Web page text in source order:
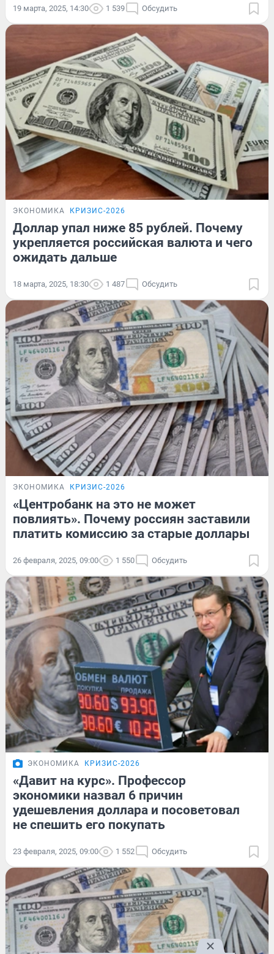
19 марта, 2025, 14:30 1 539 Обсудить
ЭКОНОМИКА КРИЗИС-2026
Доллар упал ниже 85 рублей. Почему
укрепляется российская валюта и чего
ожидать дальше
18 марта, 2025, 18:30 1 487 Обсудить
ЭКОНОМИКА КРИЗИС-2026
«Центробанк на это не может
повлиять». Почему россиян заставили
платить комиссию за старые доллары
26 февраля, 2025, 09:00 1 550 Обсудить
ЭКОНОМИКА КРИЗИС-2026
«Давит на курс». Профессор
экономики назвал 6 причин
удешевления доллара и посоветовал
не спешить его покупать
23 февраля, 2025, 09:00 1 552 Обсудить